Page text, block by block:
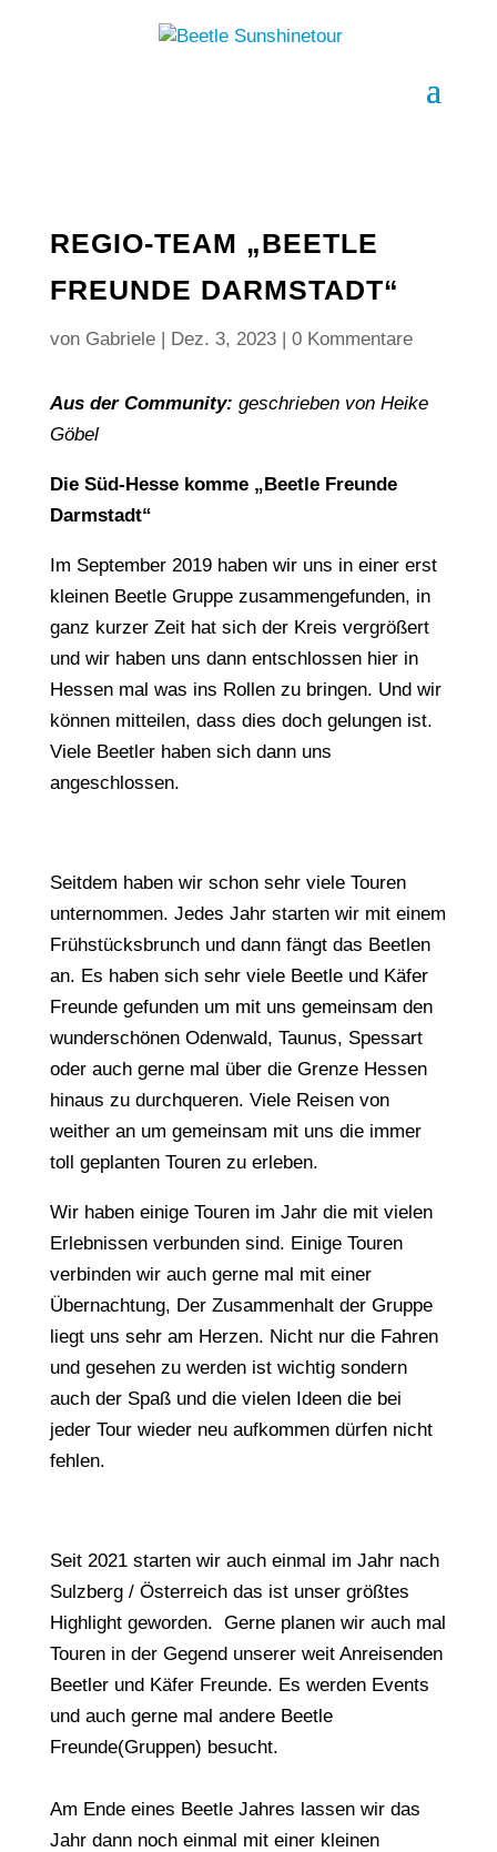
REGIO-TEAM „BEETLE
FREUNDE DARMSTADT“
von Gabriele| Dez. 3, 2023| 0 Kommentare
Aus der Community: geschrieben von Heike
Göbel
Die Süd-Hesse komme „Beetle Freunde
Darmstadt“
Im September 2019 haben wir uns in einer erst
kleinen Beetle Gruppe zusammengefunden, in
ganz kurzer Zeit hat sich der Kreis vergrößert
und wir haben uns dann entschlossen hier in
Hessen mal was ins Rollen zu bringen. Und wir
können mitteilen, dass dies doch gelungen ist.
Viele Beetler haben sich dann uns
angeschlossen.
Seitdem haben wir schon sehr viele Touren
unternommen. Jedes Jahr starten wir mit einem
Frühstücksbrunch und dann fängt das Beetlen
an. Es haben sich sehr viele Beetle und Käfer
Freunde gefunden um mit uns gemeinsam den
wunderschönen Odenwald, Taunus, Spessart
oder auch gerne mal über die Grenze Hessen
hinaus zu durchqueren. Viele Reisen von
weither an um gemeinsam mit uns die immer
toll geplanten Touren zu erleben.
Wir haben einige Touren im Jahr die mit vielen
Erlebnissen verbunden sind. Einige Touren
verbinden wir auch gerne mal mit einer
Übernachtung, Der Zusammenhalt der Gruppe
liegt uns sehr am Herzen. Nicht nur die Fahren
und gesehen zu werden ist wichtig sondern
auch der Spaß und die vielen Ideen die bei
jeder Tour wieder neu aufkommen dürfen nicht
fehlen.
Seit 2021 starten wir auch einmal im Jahr nach
Sulzberg / Österreich das ist unser größtes
Highlight geworden. Gerne planen wir auch mal
Touren in der Gegend unserer weit Anreisenden
Beetler und Käfer Freunde. Es werden Events
und auch gerne mal andere Beetle
Freunde(Gruppen) besucht.
Am Ende eines Beetle Jahres lassen wir das
Jahr dann noch einmal mit einer kleinen